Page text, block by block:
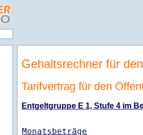
Gehaltsrechner für
Tarifvertrag für den
Entgeltgruppe E 1, Stufe 4 im
Monatsbeträge